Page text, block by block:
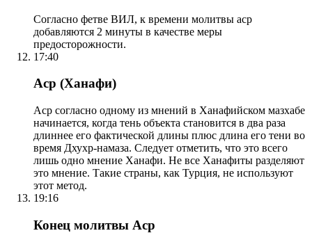
Согласно фетве ВИЛ, к времени молитвы аср
добавляются 2 минуты в качестве меры
предосторожности.
17:40
Аср (Ханафи)
Аср согласно одному из мнений в Ханафийском мазхабе
начинается, когда тень объекта становится в два раза
длиннее его фактической длины плюс длина его тени во
время Дхухр-намаза. Следует отметить, что это всего
лишь одно мнение Ханафи. Не все Ханафиты разделяют
это мнение. Такие страны, как Турция, не используют
этот метод.
19:16
Конец молитвы Аср